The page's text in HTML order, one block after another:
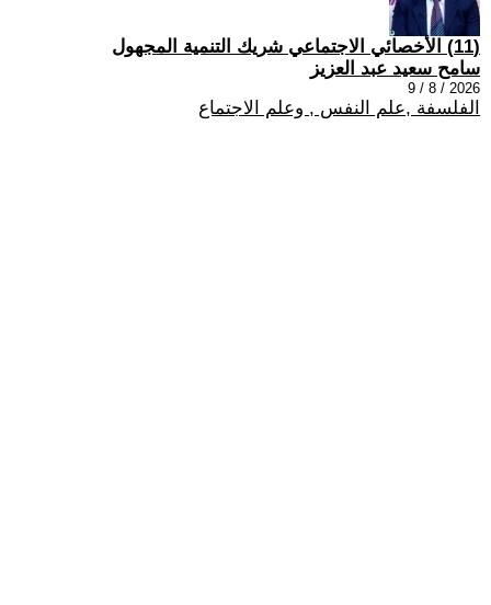
(11) الأخصائي الاجتماعي شريك التنمية المجهول
سامح سعيد عبد العزيز
2026 / 8 / 9
الفلسفة ,علم النفس , وعلم الاجتماع